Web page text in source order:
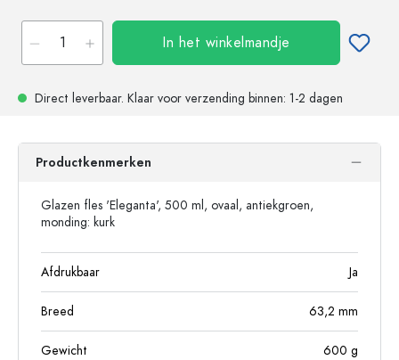
In het winkelmandje
Direct leverbaar. Klaar voor verzending binnen: 1-2 dagen
Productkenmerken
Glazen fles 'Eleganta', 500 ml, ovaal, antiekgroen,
monding: kurk
Afdrukbaar Ja
Breed 63,2 mm
Gewicht 600 g